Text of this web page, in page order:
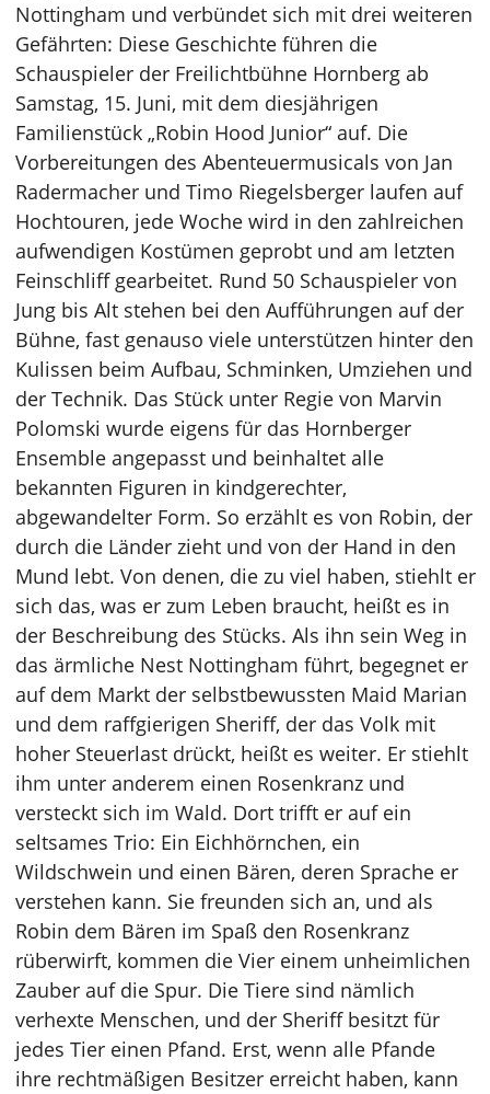
Nottingham und verbündet sich mit drei weiteren
Gefährten: Diese Geschichte führen die
Schauspieler der Freilichtbühne Hornberg ab
Samstag, 15. Juni, mit dem diesjährigen
Familienstück „Robin Hood Junior“ auf. Die
Vorbereitungen des Abenteuermusicals von Jan
Radermacher und Timo Riegelsberger laufen auf
Hochtouren, jede Woche wird in den zahlreichen
aufwendigen Kostümen geprobt und am letzten
Feinschliff gearbeitet. Rund 50 Schauspieler von
Jung bis Alt stehen bei den Aufführungen auf der
Bühne, fast genauso viele unterstützen hinter den
Kulissen beim Aufbau, Schminken, Umziehen und
der Technik. Das Stück unter Regie von Marvin
Polomski wurde eigens für das Hornberger
Ensemble angepasst und beinhaltet alle
bekannten Figuren in kindgerechter,
abgewandelter Form. So erzählt es von Robin, der
durch die Länder zieht und von der Hand in den
Mund lebt. Von denen, die zu viel haben, stiehlt er
sich das, was er zum Leben braucht, heißt es in
der Beschreibung des Stücks. Als ihn sein Weg in
das ärmliche Nest Nottingham führt, begegnet er
auf dem Markt der selbstbewussten Maid Marian
und dem raffgierigen Sheriff, der das Volk mit
hoher Steuerlast drückt, heißt es weiter. Er stiehlt
ihm unter anderem einen Rosenkranz und
versteckt sich im Wald. Dort trifft er auf ein
seltsames Trio: Ein Eichhörnchen, ein
Wildschwein und einen Bären, deren Sprache er
verstehen kann. Sie freunden sich an, und als
Robin dem Bären im Spaß den Rosenkranz
rüberwirft, kommen die Vier einem unheimlichen
Zauber auf die Spur. Die Tiere sind nämlich
verhexte Menschen, und der Sheriff besitzt für
jedes Tier einen Pfand. Erst, wenn alle Pfande
ihre rechtmäßigen Besitzer erreicht haben, kann